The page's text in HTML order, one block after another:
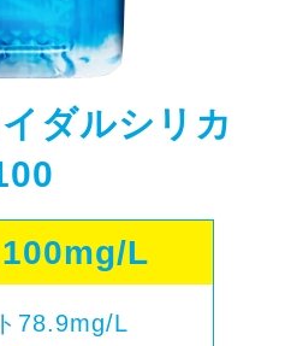
ダルシリカ
L
78.9mg/L